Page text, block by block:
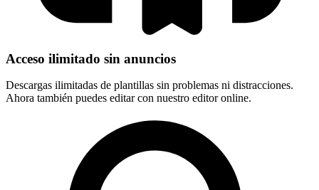
Acceso ilimitado sin anuncios
Descargas ilimitadas de plantillas sin problemas ni distracciones.
Ahora también puedes editar con nuestro editor online.